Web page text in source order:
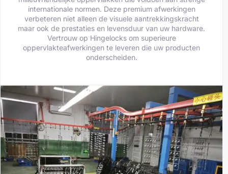
internationale normen. Deze premium afwerkingen
verbeteren niet alleen de visuele aantrekkingskracht
maar ook de prestaties en levensduur van uw hardware.
Vertrouw op Hingelocks om superieure
oppervlakteafwerkingen te leveren die uw producten
onderscheiden.